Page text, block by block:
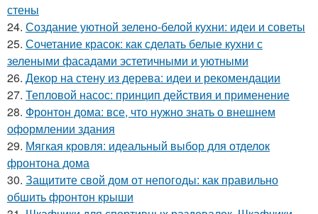
стены
24. Создание уютной зелено-белой кухни: идеи и советы
25. Сочетание красок: как сделать белые кухни с
зелеными фасадами эстетичными и уютными
26. Декор на стену из дерева: идеи и рекомендации
27. Тепловой насос: принцип действия и применение
28. Фронтон дома: все, что нужно знать о внешнем
оформлении здания
29. Мягкая кровля: идеальный выбор для отделок
фронтона дома
30. Защитите свой дом от непогоды: как правильно
обшить фронтон крыши